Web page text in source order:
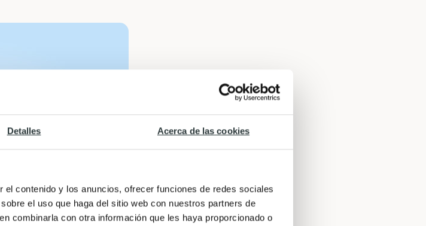
Detalles Acerca de las cookies
contenido y los anuncios, ofrecer funciones de redes sociales
el uso que haga del sitio web con nuestros partners de
combinarla con otra información que les haya proporcionado o